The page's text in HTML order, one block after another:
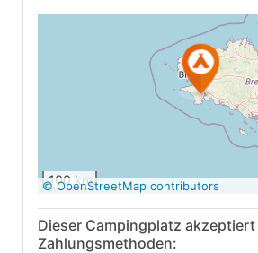
Auf Google Maps
100 km
© OpenStreetMap contributors
Dieser Campingplatz
Zahlungsmethoden: